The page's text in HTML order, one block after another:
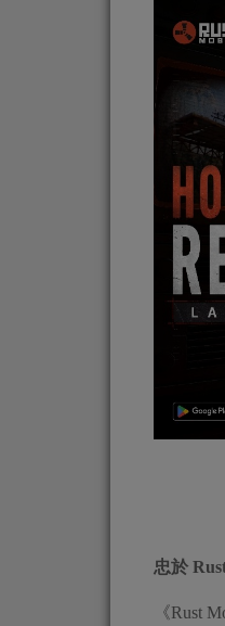
忠於
《Rust